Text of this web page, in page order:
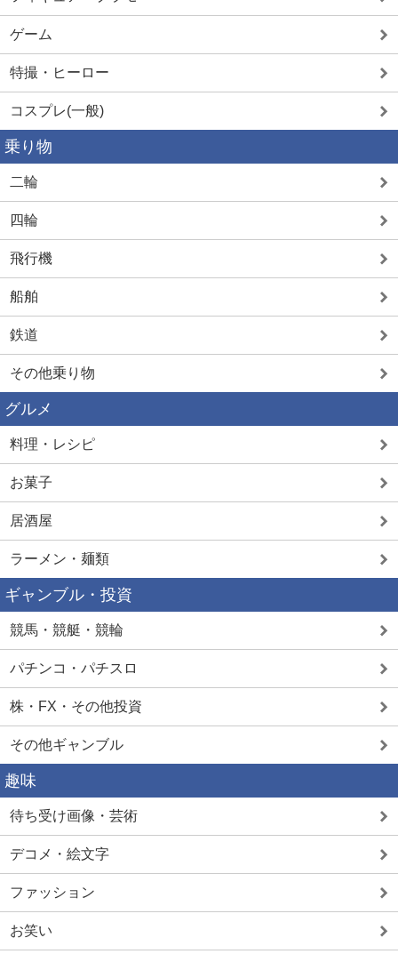
ゲーム
特撮・ヒーロー
コスプレ(一般)
乗り物
二輪
四輪
飛行機
船舶
鉄道
その他乗り物
グルメ
料理・レシピ
お菓子
居酒屋
ラーメン・麺類
ギャンブル・投資
競馬・競艇・競輪
パチンコ・パチスロ
株・FX・その他投資
その他ギャンブル
趣味
待ち受け画像・芸術
デコメ・絵文字
ファッション
お笑い